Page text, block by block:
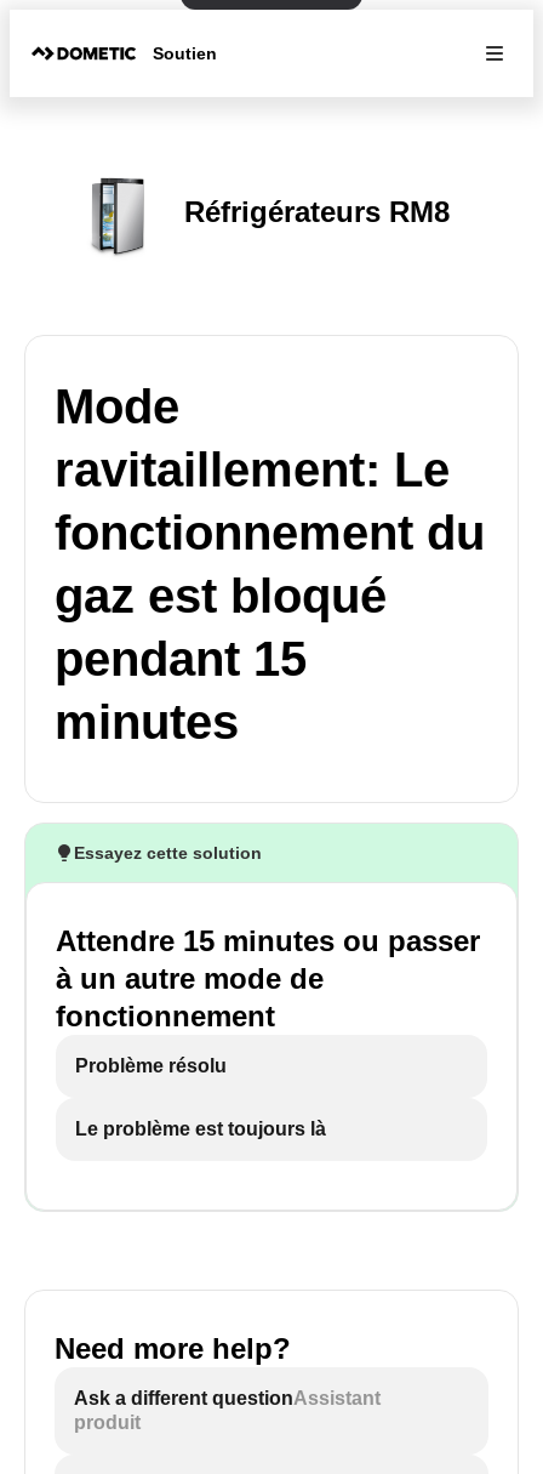
Soutien
Réfrigérateurs RM8
Mode
ravitaillement: Le
fonctionnement du
gaz est bloqué
pendant 15
minutes
Essayez cette solution
Attendre 15 minutes ou passer
à un autre mode de
fonctionnement
Problème résolu
Le problème est toujours là
Need more help?
Ask a different questionAssistant
produit